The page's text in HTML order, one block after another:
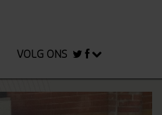
VOLG ONS